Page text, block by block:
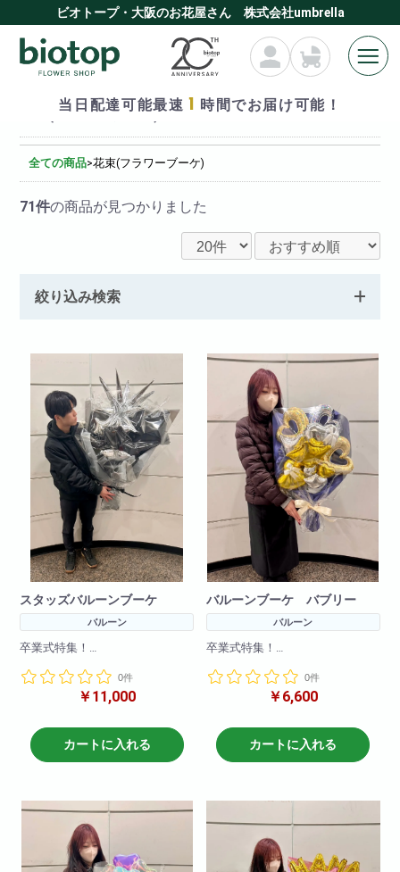
ビオトープ・大阪のお花屋さん 株式会社umbrella
当日配達可能最速 1 時間でお届け可能！
花束(フラワーブーケ)
全ての商品>花束(フラワーブーケ)
71件の商品が見つかりました
絞り込み検索
スタッズバルーンブーケ
バルーン
卒業式特集！
ンブーケはいかがですか。
目立つこと間違いなし！
希望のカラーで作成可能！
注文時備考欄に記載ください
0件
￥11,000
カートに入れる
バルーンブーケ バブリー
バルーン
卒業式特集！
はいかがですか。
ハートで仕上げた新商品です。
※写真はイメージです。何卒ご了
承ください。
0件
￥6,600
カートに入れる